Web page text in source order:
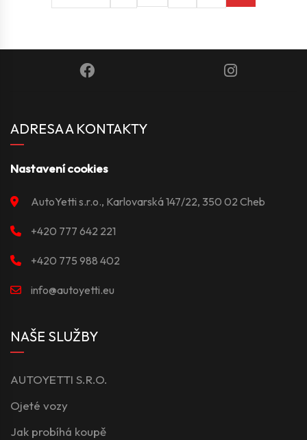
ADRESA A KONTAKTY
Nastavení cookies
AutoYetti s.r.o., Karlovarská 147/22, 350 02 Cheb
+420 777 642 221
+420 775 988 402
info@autoyetti.eu
NAŠE SLUŽBY
AUTOYETTI S.R.O.
Ojeté vozy
Jak probíhá koupě